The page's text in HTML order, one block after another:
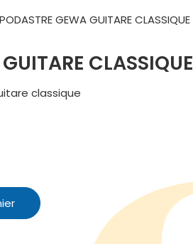
GEWA GUITARE CLASSIQUE
CLASSIQUE
classique